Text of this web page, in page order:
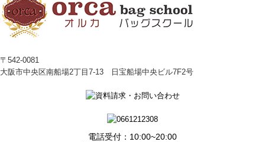
〒542-0081
大阪市中央区南船場2丁目7-13 日宝船場中央ビル7F2号
電話受付：10:00~20:00